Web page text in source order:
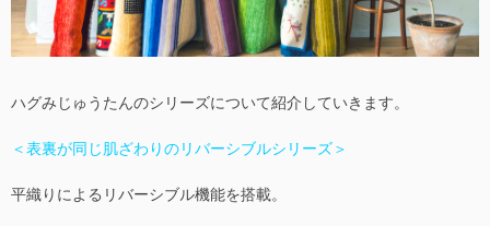
ハグみじゅうたんのシリーズについて紹介していきます。
＜表裏が同じ肌ざわりのリバーシブルシリーズ＞
平織りによるリバーシブル機能を搭載。